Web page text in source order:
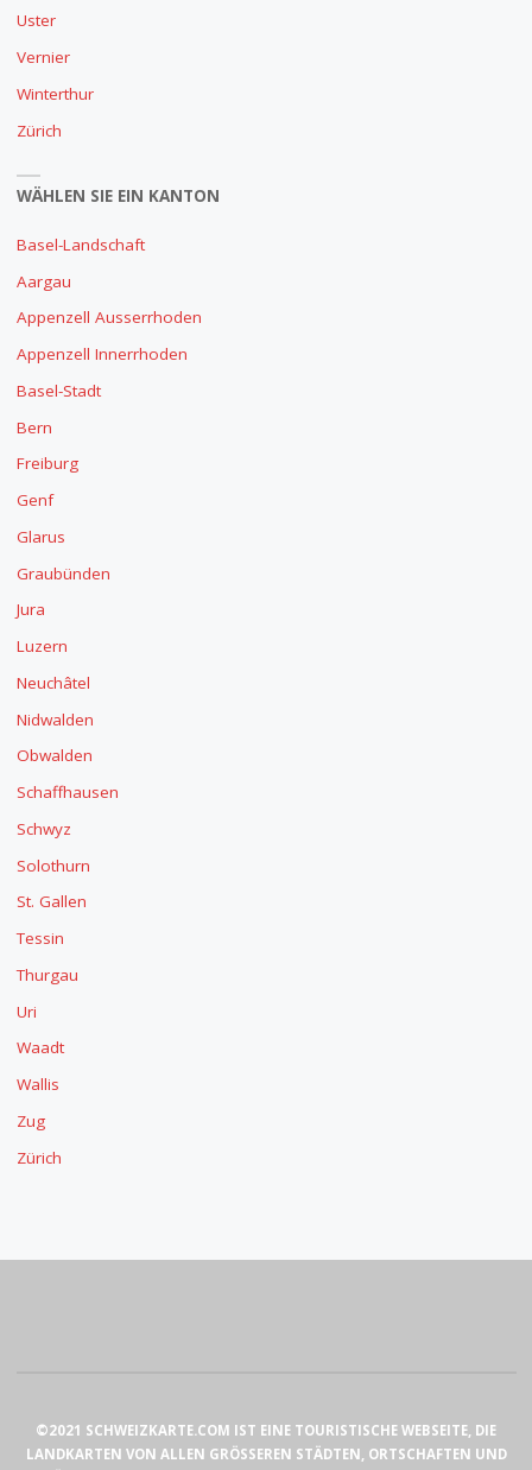
Uster
Vernier
Winterthur
Zürich
WÄHLEN SIE EIN KANTON
Basel-Landschaft
Aargau
Appenzell Ausserrhoden
Appenzell Innerrhoden
Basel-Stadt
Bern
Freiburg
Genf
Glarus
Graubünden
Jura
Luzern
Neuchâtel
Nidwalden
Obwalden
Schaffhausen
Schwyz
Solothurn
St. Gallen
Tessin
Thurgau
Uri
Waadt
Wallis
Zug
Zürich
©2021 SCHWEIZKARTE.COM IST EINE TOURISTISCHE WEBSEITE, DIE
LANDKARTEN VON ALLEN GRÖSSEREN STÄDTEN, ORTSCHAFTEN UND